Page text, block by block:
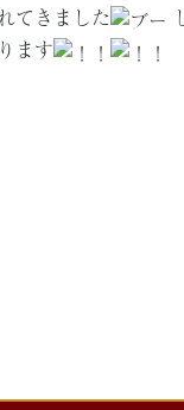
てきました
ます